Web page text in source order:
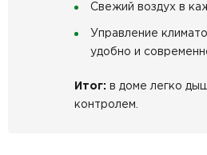
Свежий воздух в
Управление
удобно и
Итог: в доме легко
контролем.